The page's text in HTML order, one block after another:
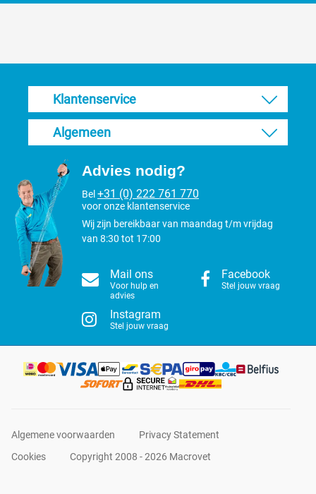
Klantenservice
Algemeen
Advies nodig?
Bel +31 (0) 222 761 770
voor onze klantenservice
Wij zijn bereikbaar van maandag t/m vrijdag
van 8:30 tot 17:00
Mail ons
Voor hulp en
advies
Facebook
Stel jouw vraag
Instagram
Stel jouw vraag
Algemene voorwaarden
Privacy Statement
Cookies
Copyright 2008 - 2026 Macrovet